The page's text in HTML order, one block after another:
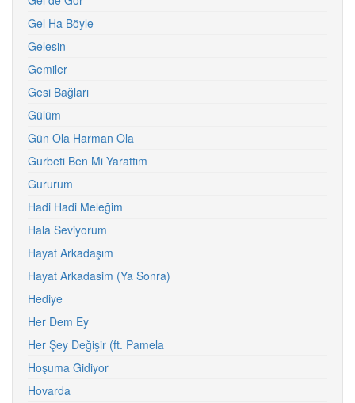
Gel Ha Böyle
Gelesin
Gemiler
Gesi Bağları
Gülüm
Gün Ola Harman Ola
Gurbeti Ben Mi Yarattım
Gururum
Hadi Hadi Meleğim
Hala Seviyorum
Hayat Arkadaşım
Hayat Arkadasim (Ya Sonra)
Hediye
Her Dem Ey
Her Şey Değişir (ft. Pamela
Hoşuma Gidiyor
Hovarda